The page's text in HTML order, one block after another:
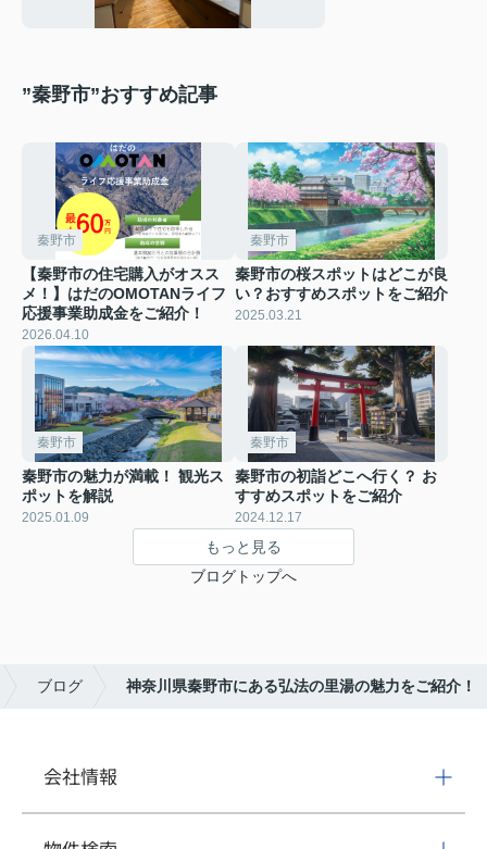
”秦野市”おすすめ記事
秦野市
【秦野市の住宅購入がオスス
メ！】はだのOMOTANライフ
応援事業助成金をご紹介！
2026.04.10
秦野市
秦野市の桜スポットはどこが良
い？おすすめスポットをご紹介
2025.03.21
秦野市
秦野市の魅力が満載！ 観光ス
ポットを解説
2025.01.09
秦野市
秦野市の初詣どこへ行く？ お
すすめスポットをご紹介
2024.12.17
もっと見る
ブログトップへ
ブログ 神奈川県秦野市にある弘法の里湯の魅力をご紹介！
会社情報